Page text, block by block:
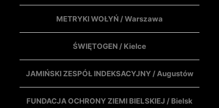
METRYKI WOŁYŃ / Warszawa
ŚWIĘTOGEN / Kielce
JAMIŃSKI ZESPÓŁ INDEKSACYJNY / Augustów
FUNDACJA OCHRONY ZIEMI BIELSKIEJ / Bielsk